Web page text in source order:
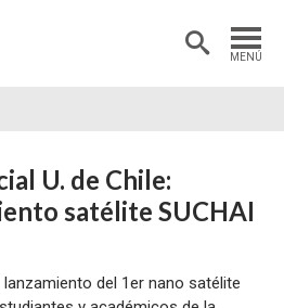
MENÚ
U. de Chile:
satélite SUCHAI
del 1er nano satélite